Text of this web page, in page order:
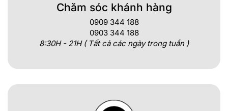
Chăm sóc khánh hàng
0909 344 188
0903 344 188
8:30H - 21H ( Tất cả các ngày trong tuần )